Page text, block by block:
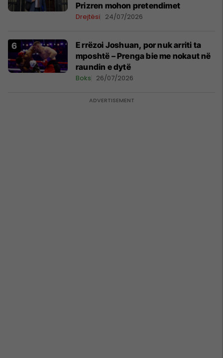
Prizren mohon pretendimet
Drejtësi 24/07/2026
E rrëzoi Joshuan, por nuk arriti ta
mposhtë – Prenga bie me nokaut në
raundin e dytë
Boks 26/07/2026